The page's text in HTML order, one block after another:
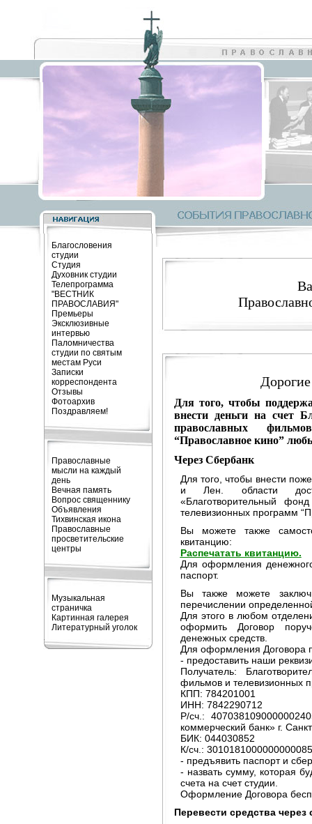
Благословения
студии
Студия
Духовник студии
Телепрограмма
"ВЕСТНИК
ПРАВОСЛАВИЯ"
Премьеры
Эксклюзивные
интервью
Паломничества
студии по святым
местам Руси
Записки
корреспондента
Отзывы
Фотоархив
Поздравляем!
Православные
мысли на каждый
день
Вечная память
Вопрос священнику
Объявления
Тихвинская икона
Православные
просветительские
центры
Музыкальная
страничка
Картинная галерея
Литературный уголок
Для того, чтобы
внести деньги на счет
православных
“Православное кино”
Через Сбербанк
Для того, чтобы внести
и Лен. области
«Благотворительный
телевизионных программ
Вы можете также
квитанцию:
Распечатать квитанцию.
Для оформления
паспорт.
Вы также можете
перечислении
Для этого в любом
оформить Договор
денежных средств.
Для оформления Договора
- предоставить наши
Получатель:
фильмов и телевизионных
КПП: 784201001
ИНН: 7842290712
Р/сч.:
коммерческий банк» г.
БИК: 044030852
К/сч.:
- предъявить паспорт и
- назвать сумму, которая
счета на счет студии.
Оформление Договора
Перевести средства через